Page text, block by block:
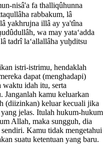
nisâ'a fa thalliqûhunna
rabbakum, lâ
yakhrujna illâ ay ya'tîna
wa may yata‘adda
tadrî la‘allallâha yuḫditsu
istri-istrimu, hendaklah
dapat (menghadapi)
idah itu, serta
Janganlah kamu keluarkan
(diizinkan) keluar kecuali jika
jelas. Itulah hukum-hukum
Allah, maka sungguh, dia
Kamu tidak mengetahui
suatu ketentuan yang baru.